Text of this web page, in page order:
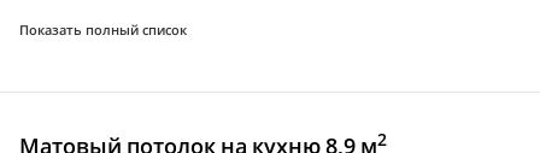
Показать полный список
Матовый потолок на кухню 8,9 м2